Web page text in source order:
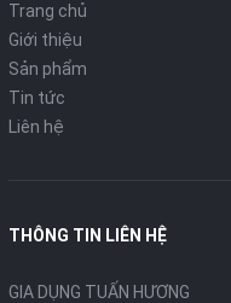
Trang chủ
Giới thiệu
Sản phẩm
Tin tức
Liên hệ
THÔNG TIN LIÊN HỆ
GIA DỤNG TUẤN HƯƠNG